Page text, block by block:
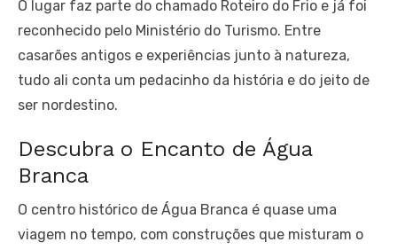
O lugar faz parte do chamado Roteiro do Frio e já foi
reconhecido pelo Ministério do Turismo. Entre
casarões antigos e experiências junto à natureza,
tudo ali conta um pedacinho da história e do jeito de
ser nordestino.
Descubra o Encanto de Água
Branca
O centro histórico de Água Branca é quase uma
viagem no tempo, com construções que misturam o